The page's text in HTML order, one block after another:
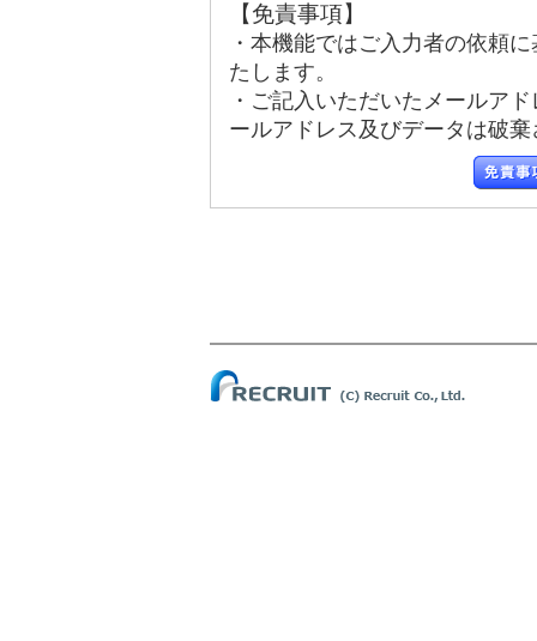
【免責事項】
・本機能ではご入力者の依頼
たします。
・ご記入いただいたメールア
ールアドレス及びデータは破